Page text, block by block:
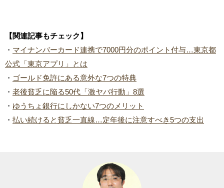
【関連記事もチェック】
・ マイナンバーカード連携で7000円分のポイント付与…東京都
公式「東京アプリ」とは
・ ゴールド免許にある意外な7つの特典
・ 老後貧乏に陥る50代「激ヤバ行動」8選
・ ゆうちょ銀行にしかない7つのメリット
・ 払い続けると貧乏一直線…定年後に注意すべき5つの支出